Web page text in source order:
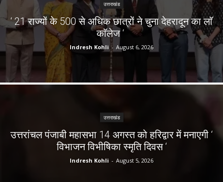
उत्तराखंड
‘ 21 राज्यों के 500 से अधिक छात्रों ने चुना देहरादून का लाॅ
काॅलेज ‘
Indresh Kohli - August 6, 2026
उत्तराखंड
उत्तरांचल पंजाबी महासभा 14 अगस्त को हरिद्वार में मनाएगी ‘
विभाजन विभीषिका स्मृति दिवस ‘
Indresh Kohli - August 5, 2026